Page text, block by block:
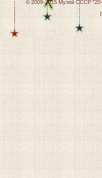
© 2009-2015 Музей СССР